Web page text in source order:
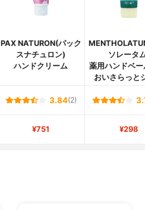
PAX NATURON(パック
スナチュロン)
ハンドクリーム
ソレータ
薬用ハンドベー
おいさらっと
3.84(2)
¥751 ¥298